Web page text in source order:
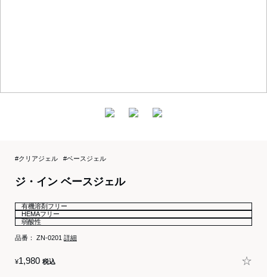
#クリアジェル #ベースジェル
ジ・イン ベースジェル
有機溶剤フリー
HEMAフリー
弱酸性
品番： ZN-0201 詳細
¥1,980 税込 ☆